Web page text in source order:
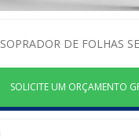
SOPRADOR DE FOLHAS
SOLICITE UM ORÇAMENTO